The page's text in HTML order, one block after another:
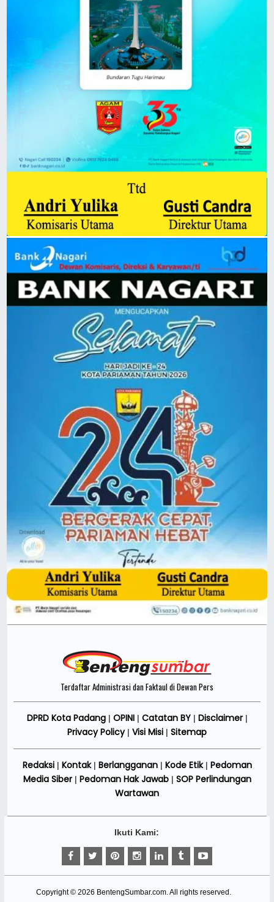
Terdaftar Administrasi dan Faktaul di Dewan Pers
DPRD Kota Padang| OPINI Catatan BY| Disclaimer|
Privacy Policy| Visi Misi Sitemap
Redaksi| Kontak| Berlangganan| Kode Etik| Pedoman
Media Siber| Pedoman Hak Jawab| SOP Perlindungan
Wartawan
Ikuti Kami:
Copyright ©2026 BentengSumbar.com . All rights reserved.